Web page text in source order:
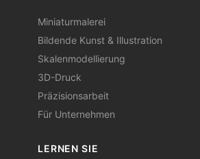
Miniaturmalerei
Bildende Kunst & Illustration
Skalenmodellierung
3D-Druck
Präzisionsarbeit
Für Unternehmen
LERNEN SIE